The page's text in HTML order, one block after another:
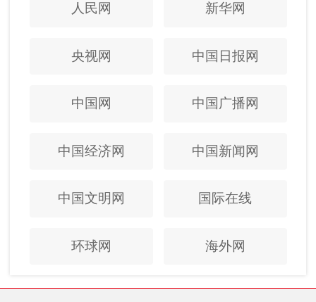
人民网 新华网
央视网 中国日报网
中国网 中国广播网
中国经济网 中国新闻网
中国文明网 国际在线
环球网 海外网